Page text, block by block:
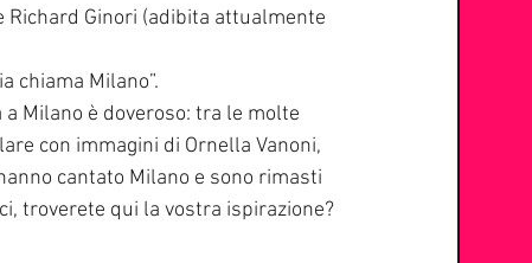
Ginori (adibita attualmente
chiama Milano”.
Milano è doveroso: tra le molte
con immagini di Ornella Vanoni,
cantato Milano e sono rimasti
troverete qui la vostra ispirazione?